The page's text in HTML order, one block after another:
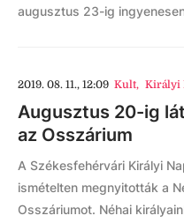
augusztus 23-ig
2019. 08. 11., 12:09 Kult, Királyi
Augusztus 20-ig
az Osszárium
A Székesfehérvári Királyi
ismételten megnyitották a
Osszáriumot. Néhai